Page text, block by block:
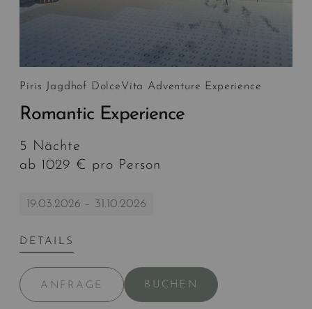
Piris Jagdhof DolceVita Adventure Experience
Romantic Experience
5 Nächte
ab 1029 € pro Person
19.03.2026 – 31.10.2026
DETAILS
ANFRAGE BUCHEN